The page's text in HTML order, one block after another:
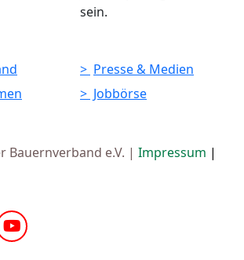
sein.
Presse & Medien
Jobbörse
Bauernverband e.V. | Impressum |